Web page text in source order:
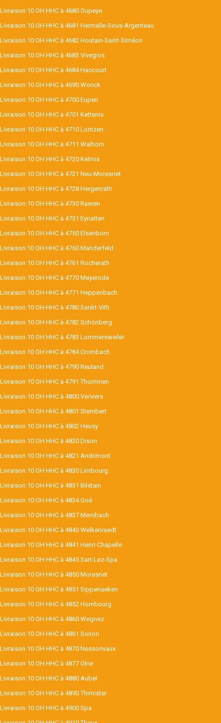
Livraison 10 OH HHC à 4680 Oupeye
Livraison 10 OH HHC à 4681 Hermalle-Sous-Argenteau
Livraison 10 OH HHC à 4682 Houtain-Saint-Siméon
Livraison 10 OH HHC à 4683 Vivegnis
Livraison 10 OH HHC à 4684 Haccourt
Livraison 10 OH HHC à 4690 Wonck
Livraison 10 OH HHC à 4700 Eupen
Livraison 10 OH HHC à 4701 Kettenis
Livraison 10 OH HHC à 4710 Lontzen
Livraison 10 OH HHC à 4711 Walhorn
Livraison 10 OH HHC à 4720 Kelmis
Livraison 10 OH HHC à 4721 Neu-Moresnet
Livraison 10 OH HHC à 4728 Hergenrath
Livraison 10 OH HHC à 4730 Raeren
Livraison 10 OH HHC à 4731 Eynatten
Livraison 10 OH HHC à 4750 Elsenborn
Livraison 10 OH HHC à 4760 Manderfeld
Livraison 10 OH HHC à 4761 Rocherath
Livraison 10 OH HHC à 4770 Meyerode
Livraison 10 OH HHC à 4771 Heppenbach
Livraison 10 OH HHC à 4780 Sankt-Vith
Livraison 10 OH HHC à 4782 Schönberg
Livraison 10 OH HHC à 4783 Lommersweiler
Livraison 10 OH HHC à 4784 Crombach
Livraison 10 OH HHC à 4790 Reuland
Livraison 10 OH HHC à 4791 Thommen
Livraison 10 OH HHC à 4800 Verviers
Livraison 10 OH HHC à 4801 Stembert
Livraison 10 OH HHC à 4802 Heusy
Livraison 10 OH HHC à 4820 Dison
Livraison 10 OH HHC à 4821 Andrimont
Livraison 10 OH HHC à 4830 Limbourg
Livraison 10 OH HHC à 4831 Bilstain
Livraison 10 OH HHC à 4834 Goé
Livraison 10 OH HHC à 4837 Membach
Livraison 10 OH HHC à 4840 Welkenraedt
Livraison 10 OH HHC à 4841 Henri-Chapelle
Livraison 10 OH HHC à 4845 Sart-Lez-Spa
Livraison 10 OH HHC à 4850 Moresnet
Livraison 10 OH HHC à 4851 Sippenaeken
Livraison 10 OH HHC à 4852 Hombourg
Livraison 10 OH HHC à 4860 Wegnez
Livraison 10 OH HHC à 4861 Soiron
Livraison 10 OH HHC à 4870 Nessonvaux
Livraison 10 OH HHC à 4877 Olne
Livraison 10 OH HHC à 4880 Aubel
Livraison 10 OH HHC à 4890 Thimister
Livraison 10 OH HHC à 4900 Spa